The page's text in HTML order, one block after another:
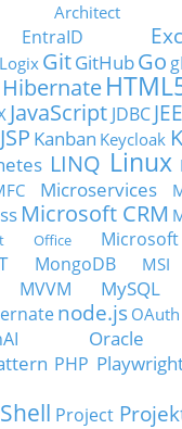
Architect
EntraID
GitGitHubGo
Hibernate
JavaScript JDBC JEE
JSP Kanban Keycloak
LINQ Linux
Microservices
Microsoft CRM
Office
MongoDB MSI
MVVM MySQL
node.js OAuth
Oracle
PHP
Project